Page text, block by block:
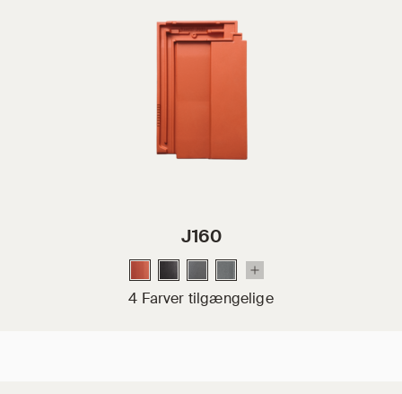
J160
4 Farver tilgængelige